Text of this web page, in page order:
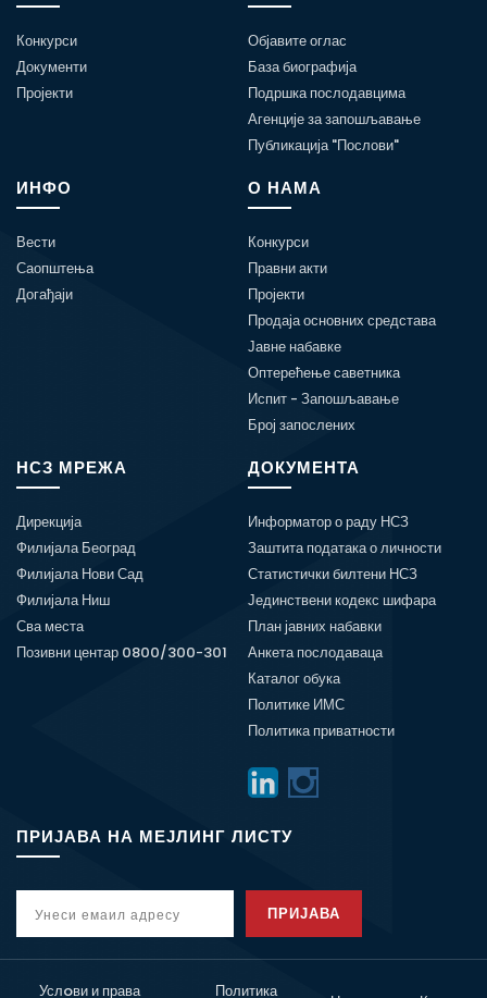
Конкурси
Документи
Пројекти
Објавите оглас
База биографија
Подршка послодавцима
Агенције за запошљавање
Публикација "Послови"
ИНФО
Вести
Саопштења
Догађаји
О НАМА
Конкурси
Правни акти
Пројекти
Продаја основних средстава
Јавне набавке
Оптерећење саветника
Испит - Запошљавање
Број запослених
НСЗ МРЕЖА
Дирекција
Филијала Београд
Филијала Нови Сад
Филијала Ниш
Сва места
Позивни центар 0800/300-301
ДОКУМЕНТА
Информатор о раду НСЗ
Заштита података о личности
Статистички билтени НСЗ
Јединствени кодекс шифара
План јавних набавки
Анкета послодаваца
Каталог обука
Политике ИМС
Политика приватности
ПРИЈАВА НА МЕЈЛИНГ ЛИСТУ
ПРИЈАВА
Услoви и права Политика